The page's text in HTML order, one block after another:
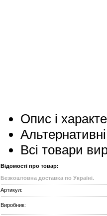
Опис і
Всі товари
Відомості про товар:
Безкоштовна доставка по Україні.
Артикул:
Виробник: